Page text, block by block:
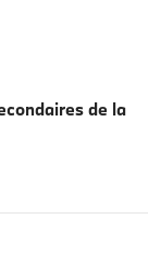
de la